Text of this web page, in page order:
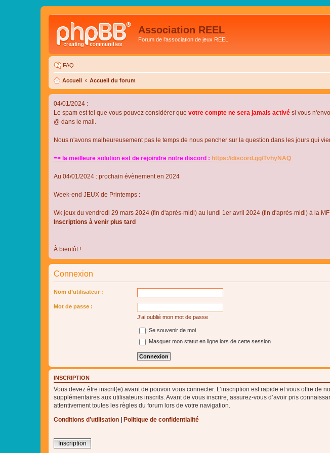
Association REEL
Forum de l'association de jeux REEL
FAQ
Accueil Accueil du forum
04/01/2024 :
Le spam est tel que vous pouvez considérer que votre compte ne sera jamais activé si vous
@ dans le mail.
Nous n'avons malheureusement pas le temps de nous pencher sur la question dans les jours qui
=> la meilleure solution est de rejoindre notre discord : https://discord.gg/TvhyNAQ
Au 04/01/2024 : prochain évènement en 2024
Week-end JEUX de Printemps :
Wk jeux du vendredi 29 mars 2024 (fin d'après-midi) au lundi 1er avril 2024 (fin d'après-midi) à la
Inscriptions à venir plus tard
À bientôt !
Connexion
Nom d’utilisateur :
Mot de passe :
J’ai oublié mon mot de passe
Se souvenir de moi
Masquer mon statut en ligne lors de cette session
INSCRIPTION
Vous devez être inscrit(e) avant de pouvoir vous connecter. L’inscription est rapide et vous offre
supplémentaires aux utilisateurs inscrits. Avant de vous inscrire, assurez-vous d’avoir pris
attentivement toutes les règles du forum lors de votre navigation.
Conditions d’utilisation
Politique de confidentialité
Inscription